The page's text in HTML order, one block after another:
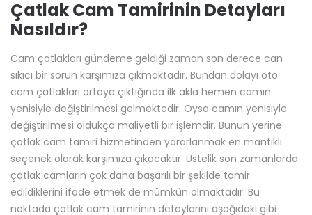
edildiklerini ifade etmek de mümkün olmaktadır. Bu
noktada çatlak cam tamirinin detaylarını aşağıdaki gibi
Öncelikli olarak çatlağın bulunduğu bölge
temizlenmelidir
Temizleme işlemi sonrasında vakum yardımıyla
çatlak alanda bulunan hava alınmalıdır
Sonrasında havanın alındığı oto cam çatlağının
bulunduğu bölgeye özel bir reçine yerleştirilir
Burada konulan reçinenin seri bir şekilde
yapışmasını mümkün kılmak için UV lambası kullanılır
Konulan reçine iyice kuruduktan sonra artık UV